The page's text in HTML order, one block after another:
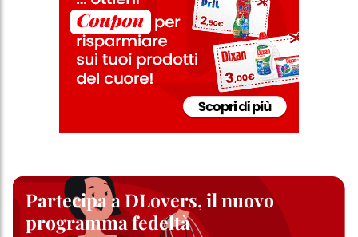
Partecipa a DLovers, il nuovo
programma fedeltà